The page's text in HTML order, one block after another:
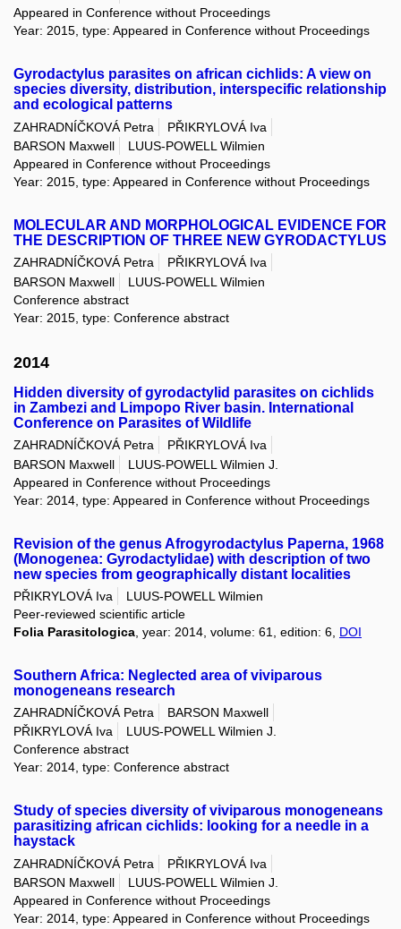
Appeared in Conference without Proceedings
Year: 2015, type: Appeared in Conference without Proceedings
Gyrodactylus parasites on african cichlids: A view on
species diversity, distribution, interspecific relationship
and ecological patterns
ZAHRADNÍČKOVÁ Petra
PŘIKRYLOVÁ Iva
BARSON Maxwell
LUUS-POWELL Wilmien
Appeared in Conference without Proceedings
Year: 2015, type: Appeared in Conference without Proceedings
MOLECULAR AND MORPHOLOGICAL EVIDENCE FOR
THE DESCRIPTION OF THREE NEW GYRODACTYLUS
ZAHRADNÍČKOVÁ Petra
PŘIKRYLOVÁ Iva
BARSON Maxwell
LUUS-POWELL Wilmien
Conference abstract
Year: 2015, type: Conference abstract
2014
Hidden diversity of gyrodactylid parasites on cichlids
in Zambezi and Limpopo River basin. International
Conference on Parasites of Wildlife
ZAHRADNÍČKOVÁ Petra
PŘIKRYLOVÁ Iva
BARSON Maxwell
LUUS-POWELL Wilmien J.
Appeared in Conference without Proceedings
Year: 2014, type: Appeared in Conference without Proceedings
Revision of the genus Afrogyrodactylus Paperna, 1968
(Monogenea: Gyrodactylidae) with description of two
new species from geographically distant localities
PŘIKRYLOVÁ Iva
LUUS-POWELL Wilmien
Peer-reviewed scientific article
Folia Parasitologica , year: 2014, volume: 61, edition: 6, DOI
Southern Africa: Neglected area of viviparous
monogeneans research
ZAHRADNÍČKOVÁ Petra
BARSON Maxwell
PŘIKRYLOVÁ Iva
LUUS-POWELL Wilmien J.
Conference abstract
Year: 2014, type: Conference abstract
Study of species diversity of viviparous monogeneans
parasitizing african cichlids: looking for a needle in a
haystack
ZAHRADNÍČKOVÁ Petra
PŘIKRYLOVÁ Iva
BARSON Maxwell
LUUS-POWELL Wilmien J.
Appeared in Conference without Proceedings
Year: 2014, type: Appeared in Conference without Proceedings